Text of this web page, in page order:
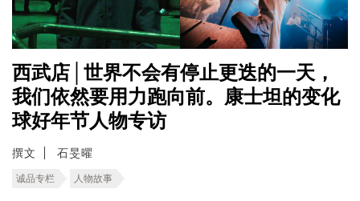
西武店│世界不会有停止更迭的一天，
我们依然要用力跑向前。康士坦的变化
球好年节人物专访
撰文 石旻曜
诚品专栏 人物故事